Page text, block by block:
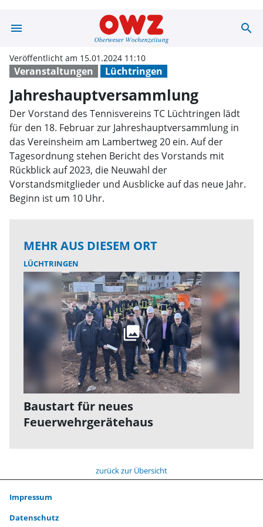
menu search
Veranstaltungen Lüchtringen
Veröffentlicht am 15.01.2024 11:10
Jahreshauptversammlung
Der Vorstand des Tennisvereins TC Lüchtringen lädt
für den 18. Februar zur Jahreshauptversammlung in
das Vereinsheim am Lambertweg 20 ein. Auf der
Tagesordnung stehen Bericht des Vorstands mit
Rückblick auf 2023, die Neuwahl der
Vorstandsmitglieder und Ausblicke auf das neue Jahr.
Beginn ist um 10 Uhr.
MEHR AUS DIESEM ORT
LÜCHTRINGEN
Baustart für neues
Feuerwehrgerätehaus
zurück zur Übersicht
Impressum
Datenschutz